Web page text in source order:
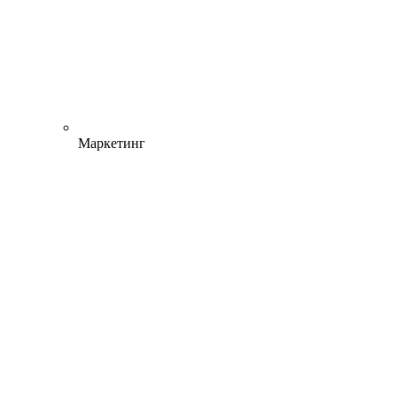
Маркетинг